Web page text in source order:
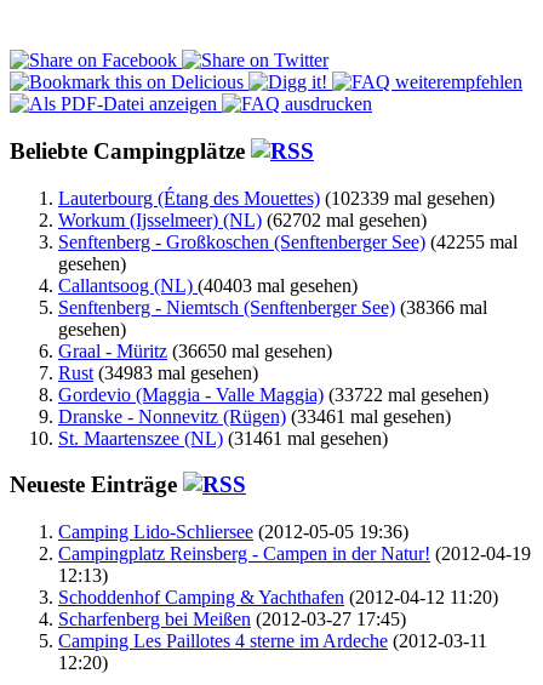
Beliebte Campingplätze
Lauterbourg (Étang des Mouettes) (102339 mal gesehen)
Workum (Ijsselmeer) (NL) (62702 mal gesehen)
Senftenberg - Großkoschen (Senftenberger See) (42255 mal
gesehen)
Callantsoog (NL) (40403 mal gesehen)
Senftenberg - Niemtsch (Senftenberger See) (38366 mal
gesehen)
Graal - Müritz (36650 mal gesehen)
Rust (34983 mal gesehen)
Gordevio (Maggia - Valle Maggia) (33722 mal gesehen)
Dranske - Nonnevitz (Rügen) (33461 mal gesehen)
St. Maartenszee (NL) (31461 mal gesehen)
Neueste Einträge
Camping Lido-Schliersee (2012-05-05 19:36)
Campingplatz Reinsberg - Campen in der Natur! (2012-04-19
12:13)
Schoddenhof Camping & Yachthafen (2012-04-12 11:20)
Scharfenberg bei Meißen (2012-03-27 17:45)
Camping Les Paillotes 4 sterne im Ardeche (2012-03-11
12:20)